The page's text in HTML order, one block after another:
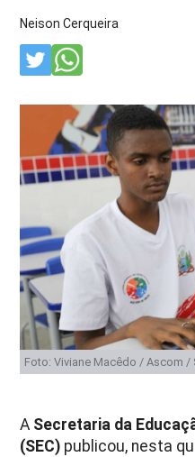
Neison Cerqueira
Foto: Viviane Macêdo / Ascom /
A Secretaria da
(SEC) publicou, nesta